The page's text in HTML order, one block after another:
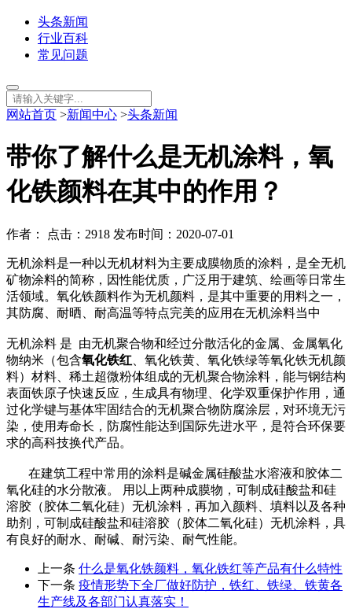
头条新闻
行业百科
常见问题
网站首页 >新闻中心 >头条新闻
带你了解什么是无机涂料，氧
化铁颜料在其中的作用？
作者： 点击：2918 发布时间：2020-07-01
无机涂料是一种以无机材料为主要成膜物质的涂料，是全无机
矿物涂料的简称，因性能优质，广泛用于建筑、绘画等日常生
活领域。氧化铁颜料作为无机颜料，是其中重要的用料之一，
其防腐、耐晒、耐高温等特点完美的应用在无机涂料当中
无机涂料 是 由无机聚合物和经过分散活化的金属、金属氧化
物纳米（包含氧化铁红 、氧化铁黄、氧化铁绿等氧化铁无机颜
料）材料、稀土超微粉体组成的无机聚合物涂料，能与钢结构
表面铁原子快速反应，生成具有物理、化学双重保护作用，通
过化学键与基体牢固结合的无机聚合物防腐涂层，对环境无污
染，使用寿命长，防腐性能达到国际先进水平，是符合环保要
求的高科技换代产品。
在建筑工程中常用的涂料是碱金属硅酸盐水溶液和胶体二
氧化硅的水分散液。 用以上两种成膜物，可制成硅酸盐和硅
溶胶（胶体二氧化硅）无机涂料，再加入颜料、填料以及各种
助剂，可制成硅酸盐和硅溶胶（胶体二氧化硅）无机涂料，具
有良好的耐水、耐碱、耐污染、耐气性能。
上一条 什么是氧化铁颜料，氧化铁红等产品有什么特性
下一条 疫情形势下全厂做好防护，铁红、铁绿、铁黄各
生产线及各部门认真落实！